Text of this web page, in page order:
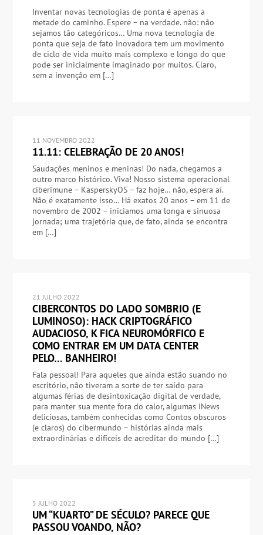
Inventar novas tecnologias de ponta é apenas a
metade do caminho. Espere – na verdade. não: não
sejamos tão categóricos… Uma nova tecnologia de
ponta que seja de fato inovadora tem um movimento
de ciclo de vida muito mais complexo e longo do que
pode ser inicialmente imaginado por muitos. Claro,
sem a invenção em […]
11 NOVEMBRO 2022
11.11: CELEBRAÇÃO DE 20 ANOS!
Saudações meninos e meninas! Do nada, chegamos a
outro marco histórico. Viva! Nosso sistema operacional
ciberimune – KasperskyOS – faz hoje… não, espera aí.
Não é exatamente isso… Há exatos 20 anos – em 11 de
novembro de 2002 – iniciamos uma longa e sinuosa
jornada; uma trajetória que, de fato, ainda se encontra
em […]
21 JULHO 2022
CIBERCONTOS DO LADO SOMBRIO (E
LUMINOSO): HACK CRIPTOGRÁFICO
AUDACIOSO, K FICA NEUROMÓRFICO E
COMO ENTRAR EM UM DATA CENTER
PELO… BANHEIRO!
Fala pessoal! Para aqueles que ainda estão suando no
escritório, não tiveram a sorte de ter saído para
algumas férias de desintoxicação digital de verdade,
para manter sua mente fora do calor, algumas iNews
deliciosas, também conhecidas como Contos obscuros
(e claros) do cibermundo – histórias ainda mais
extraordinárias e difíceis de acreditar do mundo […]
5 JULHO 2022
UM “KUARTO” DE SÉCULO? PARECE QUE
PASSOU VOANDO, NÃO?